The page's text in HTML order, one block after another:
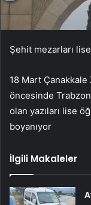
Şehit mezarları
18 Mart
öncesinde
olan yazıları lise
boyanıyor
İlgili Makaleler